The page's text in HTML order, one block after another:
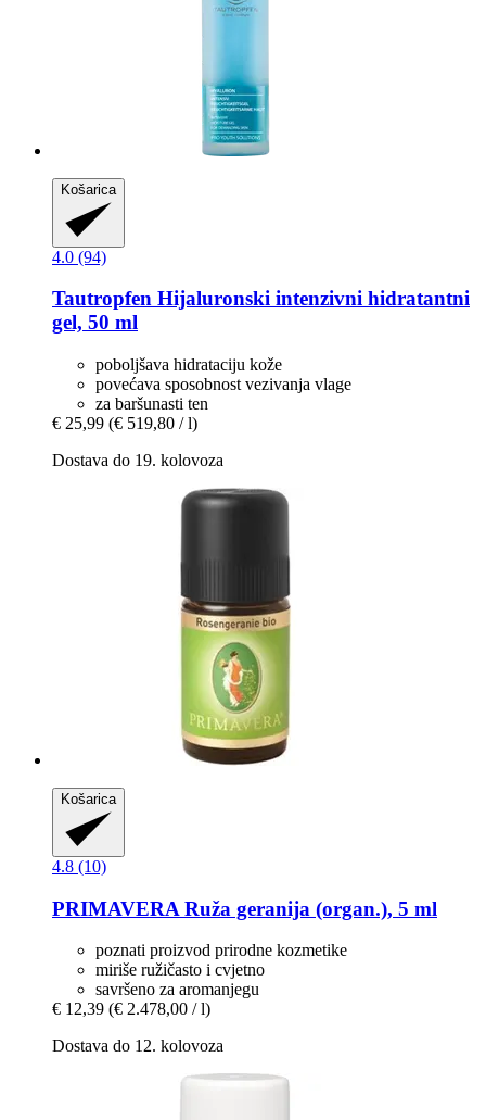
Košarica
4.0 (94)
Tautropfen Hijaluronski intenzivni hidratantni
gel, 50 ml
poboljšava hidrataciju kože
povećava sposobnost vezivanja vlage
za baršunasti ten
€ 25,99 (€ 519,80 / l)
Dostava do 19. kolovoza
Košarica
4.8 (10)
PRIMAVERA Ruža geranija (organ.), 5 ml
poznati proizvod prirodne kozmetike
miriše ružičasto i cvjetno
savršeno za aromanjegu
€ 12,39 (€ 2.478,00 / l)
Dostava do 12. kolovoza